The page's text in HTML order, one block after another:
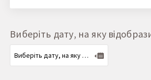
Виберіть дату, на яку